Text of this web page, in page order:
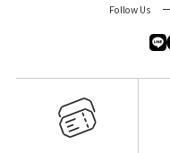
Follow Us